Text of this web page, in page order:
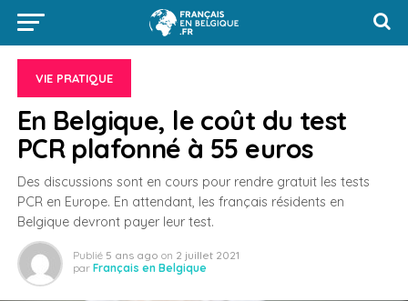
VIE PRATIQUE
En Belgique, le coût du test
PCR plafonné à 55 euros
Des discussions sont en cours pour rendre gratuit les tests
PCR en Europe. En attendant, les français résidents en
Belgique devront payer leur test.
Publié 5 ans ago on 2 juillet 2021
par Français en Belgique